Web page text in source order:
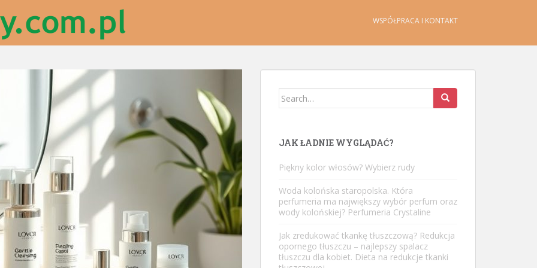
WSPÓŁPRACA I KONTAKT
Search
JAK ŁADNIE WYGLĄDAĆ?
Piękny kolor włosów? Wybierz rudy
Woda kolońska staropolska. Która
perfumeria ma największy wybór perfum oraz
wody kolońskiej? Perfumeria Crystaline
Jak zredukować tkankę tłuszczową? Redukcja
opornego tłuszczu – najlepszy spalacz
tłuszczu dla kobiet. Dieta na redukcje tkanki